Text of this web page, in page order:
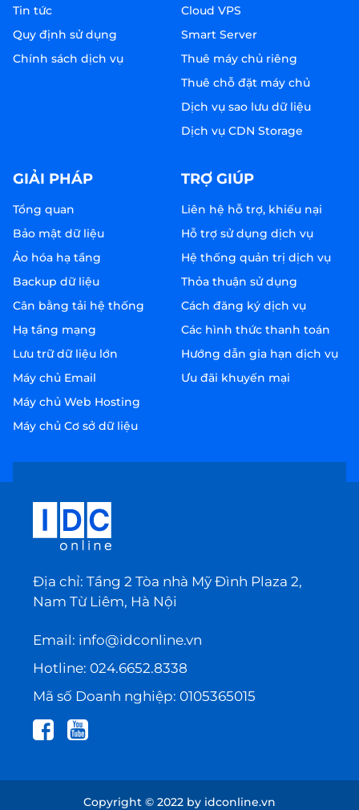
Tin tức
Quy định sử dụng
Chính sách dịch vụ
Cloud VPS
Smart Server
Thuê máy chủ riêng
Thuê chỗ đặt máy chủ
Dịch vụ sao lưu dữ liệu
Dịch vụ CDN Storage
GIẢI PHÁP
Tổng quan
Bảo mật dữ liệu
Ảo hóa hạ tầng
Backup dữ liệu
Cân bằng tải hệ thống
Hạ tầng mạng
Lưu trữ dữ liệu lớn
Máy chủ Email
Máy chủ Web Hosting
Máy chủ Cơ sở dữ liệu
TRỢ GIÚP
Liên hệ hỗ trợ, khiếu nại
Hỗ trợ sử dụng dịch vụ
Hệ thống quản trị dịch vụ
Thỏa thuận sử dụng
Cách đăng ký dịch vụ
Các hình thức thanh toán
Hướng dẫn gia hạn dịch vụ
Ưu đãi khuyến mại
Địa chỉ: Tầng 2 Tòa nhà Mỹ Đình Plaza 2,
Nam Từ Liêm, Hà Nội
Email: info@idconline.vn
Hotline: 024.6652.8338
Mã số Doanh nghiệp: 0105365015
Copyright © 2022 by idconline.vn